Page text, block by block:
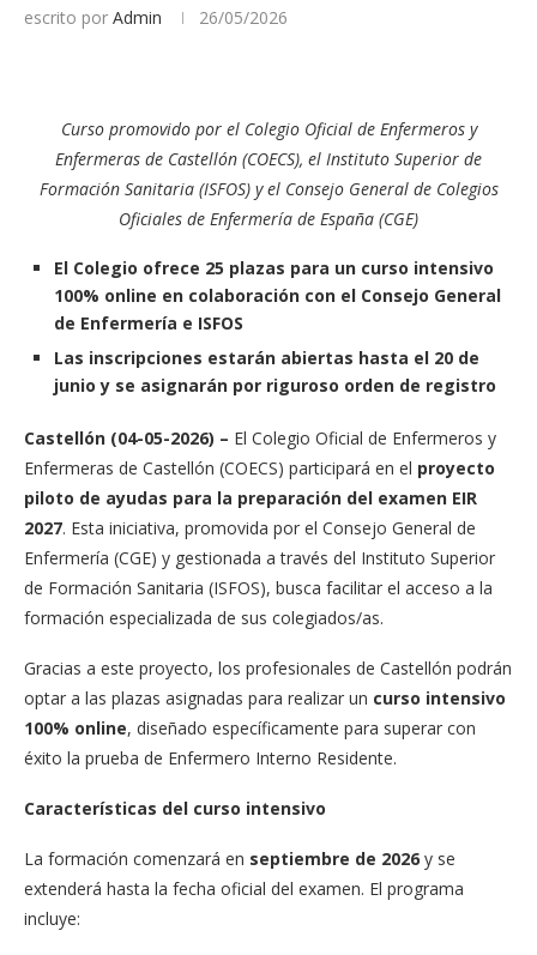
escrito por Admin 26/05/2026
Curso promovido por el Colegio Oficial de Enfermeros y
Enfermeras de Castellón (COECS), el Instituto Superior de
Formación Sanitaria (ISFOS) y el Consejo General de Colegios
Oficiales de Enfermería de España (CGE)
El Colegio ofrece 25 plazas para un curso intensivo
100% online en colaboración con el Consejo General
de Enfermería e ISFOS
Las inscripciones estarán abiertas hasta el 20 de
junio y se asignarán por riguroso orden de registro
Castellón (04-05-2026) – El Colegio Oficial de Enfermeros y
Enfermeras de Castellón (COECS) participará en el proyecto
piloto de ayudas para la preparación del examen EIR
2027. Esta iniciativa, promovida por el Consejo General de
Enfermería (CGE) y gestionada a través del Instituto Superior
de Formación Sanitaria (ISFOS), busca facilitar el acceso a la
formación especializada de sus colegiados/as.
Gracias a este proyecto, los profesionales de Castellón podrán
optar a las plazas asignadas para realizar un curso intensivo
100% online, diseñado específicamente para superar con
éxito la prueba de Enfermero Interno Residente.
Características del curso intensivo
La formación comenzará en septiembre de 2026 y se
extenderá hasta la fecha oficial del examen. El programa
incluye: